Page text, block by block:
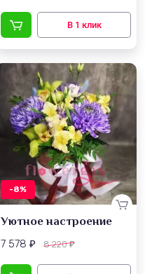
-8%
Уютное настроение
7 578 ₽ 8 220₽